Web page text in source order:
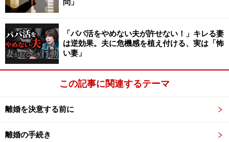
女性ともただならぬ関係が想像されるようなメールをや
りとりしているのを、Ｓ美さんは発見。でも、のめりこ
んでいる様子はない。
Ｓ美さんとしては、子どもから手が離れたこともあり、
その穴埋めが欲しいところ。新婚時代のようにもっと夫
に構って欲しい。でも、Ｓ美さんが子育てに明け暮れて
あげている。夫は外の世界に楽しみを見出している時期
のようです。
問」
「パパ活をやめない夫が許せない！」キレる妻
は逆効果。夫に危機感を植え付ける、実は「怖
い妻」
この記事に関連するテーマ
離婚を決意する前に
離婚の手続き